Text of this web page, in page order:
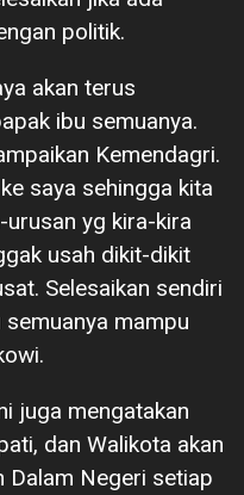
politik.
akan terus
ibu semuanya.
Kemendagri.
saya sehingga kita
yg kira-kira
usah dikit-dikit
Selesaikan sendiri
mampu
juga mengatakan
dan Walikota akan
Dalam Negeri setiap